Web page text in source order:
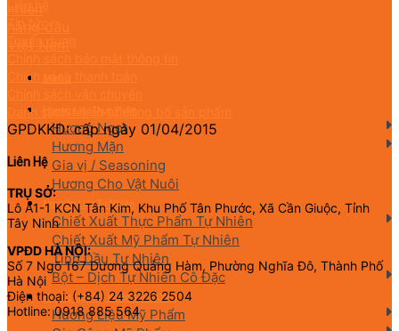
Hương Ngọt
Hương Mặn
Gia vị / Seasoning
Hương Cho Vật Nuôi
Nguyên Liệu Tự Nhiên
Chiết Xuất Thực Phẩm Tự Nhiên
Chiết Xuất Mỹ Phẩm Tự Nhiên
Tinh Dầu Tự Nhiên
Bột – Dịch Tự Nhiên Cô Đặc
Hương Liệu Mỹ Phẩm & Gia Công
Hương Liệu Mỹ Phẩm
Chính sách thanh toán
Danh sách hồ sơ tự công bố sản phẩm
GPDKKD: cấp ngày 01/04/2015
Liên Hệ
TRỤ SỞ:
Lô A1-1 KCN Tân Kim, Khu Phố Tân Phước, Xã Cần Giuộc, Tỉnh
Tây Ninh
VPĐD HÀ NỘI:
Số 7 Ngõ 167 Dương Quảng Hàm, Phường Nghĩa Đô, Thành Phố
Hà Nội
Điện thoại: (+84) 24 3226 2504
Hotline: 0918 885 564